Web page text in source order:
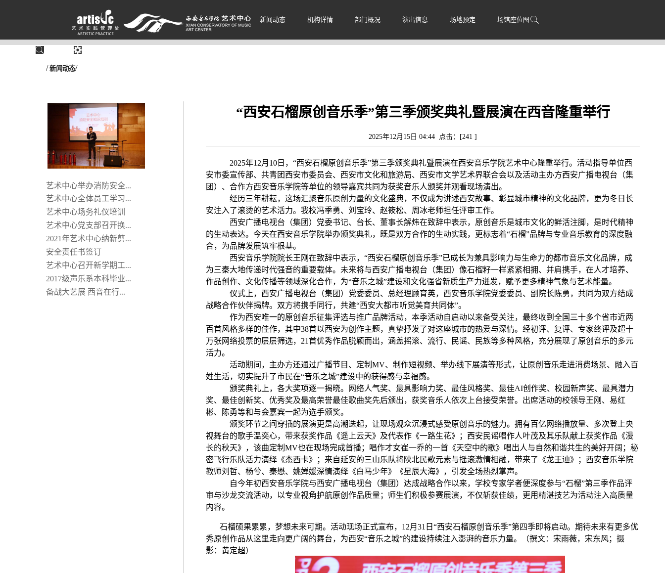
新闻动态 机构详情 部门概况 演出信息 场地预定 场馆座位图
/ 新闻动态/
艺术中心举办消防安全...
艺术中心全体员工学习...
艺术中心场务礼仪培训
艺术中心党支部召开换...
2021年艺术中心纳新剪...
安全责任书签订
艺术中心召开新学期工...
2017级声乐系本科毕业...
备战大艺展 西音在行...
“西安石榴原创音乐季”第三季颁奖典礼暨展演在西音隆重举行
2025年12月15日 04:44 点击：[241 ]
2025年12月 10 日，“西安石榴原创音乐季”第三季颁奖典礼暨展演在西安音乐学院艺术中心隆重举行。活动指导单位西
安市委宣传部、共青团西安市委员会、西安市文化和旅游局、西安市文学艺术界联合会以及活动主办方西安广播电视台（集
团）、合作方西安音乐学院等单位的领导嘉宾共同为获奖音乐人颁奖并观看现场演出。
经历三年耕耘，这场汇聚音乐原创力量的文化盛典，不仅成为讲述西安故事、彰显城市精神的文化品牌，更为冬日长
安注入了滚烫的艺术活力。我校冯季勇、刘宝玲、赵筱松、周冰老师担任评审工作。
西安广播电视台（集团）党委书记、台长、董事长解炜在致辞中表示，原创音乐是城市文化的鲜活注脚，是时代精神
的生动表达。今天在西安音乐学院举办颁奖典礼，既是双方合作的生动实践，更标志着“石榴”品牌与专业音乐教育的深度融
合，为品牌发展筑牢根基。
西安音乐学院院长王刚在致辞中表示，“西安石榴原创音乐季”已成长为兼具影响力与生命力的都市音乐文化品牌，成
为三秦大地传递时代强音的重要载体。未来将与西安广播电视台（集团）像石榴籽一样紧紧相拥、并肩携手，在人才培养、
作品创作、文化传播等领域深化合作，为“音乐之城”建设和文化强省新质生产力迸发，赋予更多精神气象与艺术能量。
仪式上，西安广播电视台（集团）党委委员、总经理顾育英，西安音乐学院党委委员、副院长陈勇，共同为双方结成
战略合作伙伴揭牌。双方将携手同行，共建“西安大都市听觉美育共同体”。
作为西安唯一的原创音乐征集评选与推广品牌活动，本季活动自启动以来备受关注，最终收到全国三十多个省市近两
百首风格多样的佳作，其中38首以西安为创作主题，真挚抒发了对这座城市的热爱与深情。经初评、复评、专家终评及超十
万张网络投票的层层筛选， 21首优秀作品脱颖而出，涵盖摇滚、流行、民谣、民族等多种风格，充分展现了原创音乐的多元
活力。
活动期间，主办方还通过广播节目、定制 MV、制作短视频、举办线下展演等形式，让原创音乐走进消费场景、融入百
姓生活，切实提升了市民在“音乐之城”建设中的获得感与幸福感。
颁奖典礼上，各大奖项逐一揭晓。网络人气奖、最具影响力奖、最佳风格奖、最佳AI创作奖、校园新声奖、最具潜力
奖、最佳创新奖、优秀奖及最高荣誉最佳歌曲奖先后颁出，获奖音乐人依次上台接受荣誉。出席活动的校领导王刚、易红
彬、陈勇等和与会嘉宾一起为选手颁奖。
颁奖环节之间穿插的展演更是高潮迭起，让现场观众沉浸式感受原创音乐的魅力。拥有百亿网络播放量、多次登上央
视舞台的歌手温奕心，带来获奖作品《遥上云天》及代表作《一路生花》；西安民谣唱作人叶茂及其乐队献上获奖作品《漫
长的秋天》，该曲定制 MV也在现场完成首播；唱作才女崔一乔的一首《天空中的歌》唱出人与自然和谐共生的美好开阔；秘
密飞行乐队活力演绎《杰西卡》；来自延安的三山乐队将陕北民歌元素与摇滚激情相融，带来了《龙王辿》；西安音乐学院
教师刘哲、杨兮、秦懋、姚婵媛深情演绎《白马少年》《星辰大海》，引发全场热烈掌声。
自今年初西安音乐学院与西安广播电视台（集团）达成战略合作以来，学校专家学者便深度参与“石榴”第三季作品评
审与沙龙交流活动，以专业视角护航原创作品质量；师生们积极参赛展演，不仅斩获佳绩，更用精湛技艺为活动注入高质量
内容。
石榴硕果累累，梦想未来可期。活动现场正式宣布， 12月 31 日“西安石榴原创音乐季”第四季即将启动。期待未来有更多优
秀原创作品从这里走向更广阔的舞台，为西安“音乐之城”的建设持续注入澎湃的音乐力量。（撰文：宋雨薇，宋东风；摄
影：黄定超）